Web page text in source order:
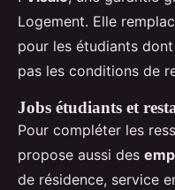
Logement. Elle
pour les étudiants
pas les conditions de
Jobs étudiants et
Pour compléter les
propose aussi des
de résidence, service